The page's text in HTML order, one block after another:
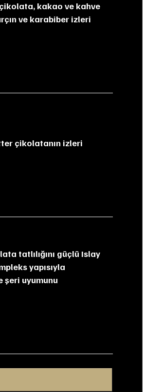
kakao ve kahve
ve karabiber izleri
yapısıyla
şeri uyumunu